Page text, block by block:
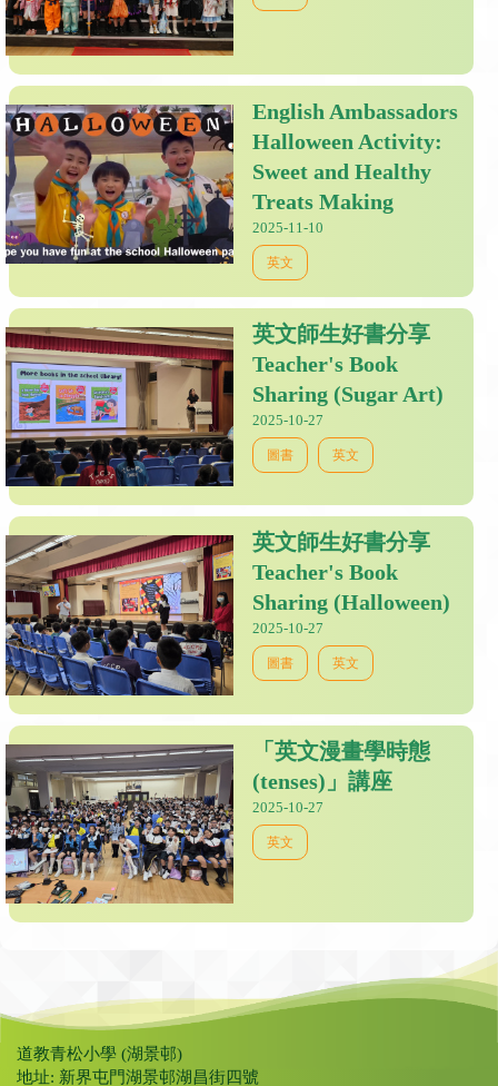
English Ambassadors
Halloween Activity:
Sweet and Healthy
Treats Making
2025-11-10
英文
英文師生好書分享
Teacher's Book
Sharing (Sugar Art)
2025-10-27
圖書 英文
英文師生好書分享
Teacher's Book
Sharing (Halloween)
2025-10-27
圖書 英文
「英文漫畫學時態
(tenses)」講座
2025-10-27
英文
道教青松小學 (湖景邨)
地址: 新界屯門湖景邨湖昌街四號